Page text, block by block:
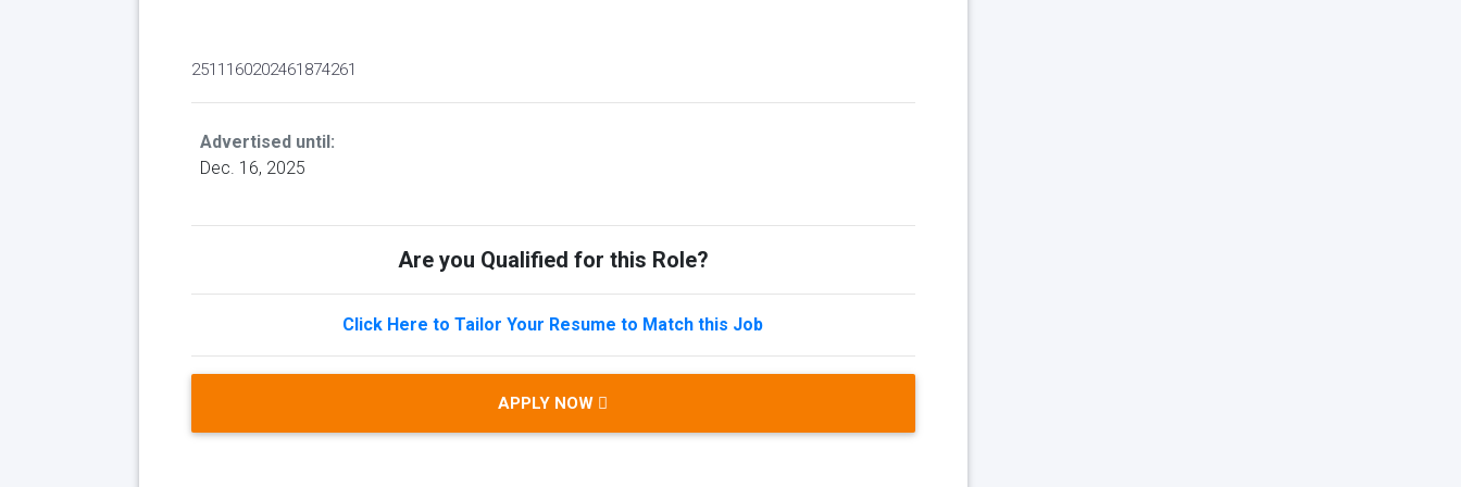
2511160202461874261
Advertised until:
Dec. 16, 2025
Are you Qualified for this Role?
Click Here to Tailor Your Resume to Match this Job
APPLY NOW